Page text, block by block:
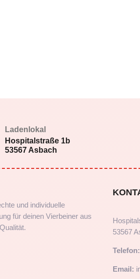
Ladenlokal
Hospitalstraße 1b
53567 Asbach
und individuelle
für deinen Vierbeiner aus
53567
Telefon:
Email: